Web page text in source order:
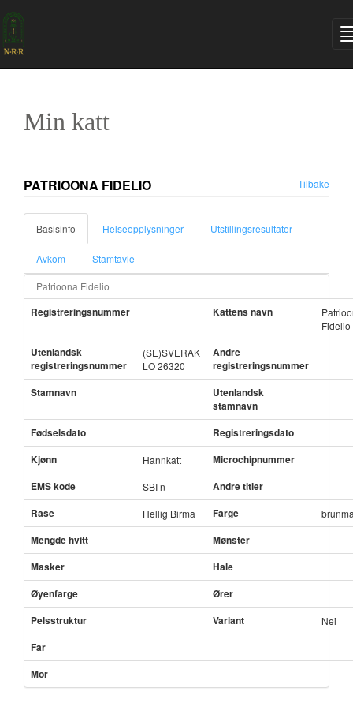
Min katt
PATRIOONA FIDELIO Tilbake
Basisinfo Helseopplysninger Utstillingsresultater
Avkom Stamtavle
Patrioona Fidelio
Registreringsnummer Kattens navn
Fidelio
Utenlandsk
registreringsnummer
(SE)SVERAK
LO 26320
Andre
registreringsnummer
Stamnavn
Utenlandsk
stamnavn
Fødselsdato
Registreringsdato
Kjønn
Hannkatt
Microchipnummer
EMS kode
SBI n
Andre titler
Rase
Hellig Birma Farge
Mengde hvitt
Mønster
Masker
Hale
Øyenfarge
Ører
Pelsstruktur
Variant Nei
Far
Mor